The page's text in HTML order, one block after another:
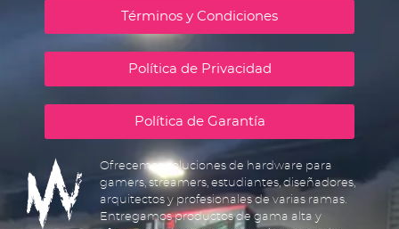
Términos y Condiciones
Política de Privacidad
Política de Garantía
Ofrecemos soluciones de hardware para
gamers, streamers, estudiantes, diseñadores,
arquitectos y profesionales de varias ramas.
Entregamos productos de gama alta y